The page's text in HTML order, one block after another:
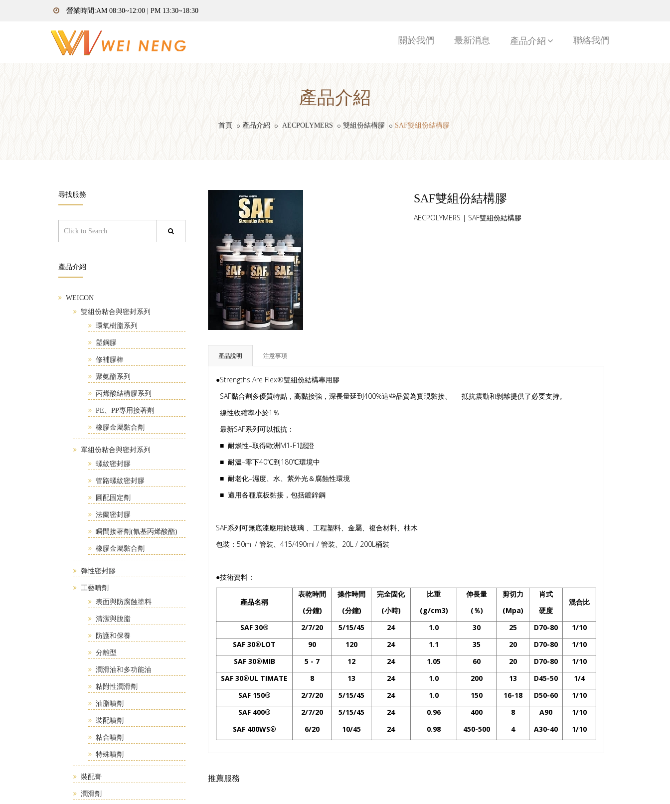
營業時間:AM 08:30~12:00 | PM 13:30~18:30
關於我們 最新消息 產品介紹 聯絡我們
產品介紹
首頁 產品介紹 AECPOLYMERS 雙組份結構膠 SAF雙組份結構膠
尋找服務
產品介紹
WEICON
雙組份粘合與密封系列
環氧樹脂系列
塑鋼膠
修補膠棒
聚氨酯系列
丙烯酸結構膠系列
PE、PP專用接著劑
橡膠金屬黏合劑
單組份粘合與密封系列
螺紋密封膠
管路螺紋密封膠
圓配固定劑
法蘭密封膠
瞬間接著劑(氰基丙烯酸酯)
橡膠金屬黏合劑
彈性密封膠
工藝噴劑
表面與防腐蝕塗料
清潔與脫脂
防護和保養
分離型
潤滑油和多功能油
粘附性潤滑劑
油脂噴劑
裝配噴劑
粘合噴劑
特殊噴劑
裝配膏
潤滑劑
SAF雙組份結構膠
AECPOLYMERS | SAF雙組份結構膠
產品說明 注意事項
●Strengths Are Flex®雙組份結構專用膠
SAF黏合劑多優質特點，高黏接強，深長量延到400%這些品質為實現黏接、 抵抗震動和剝離提供了必要支持。
線性收縮率小於1％
最新SAF系列可以抵抗：
■ 耐燃性–取得歐洲M1-F1認證
■ 耐溫–零下40℃到180℃環境中
■ 耐老化–濕度、水、紫外光＆腐蝕性環境
■ 適用各種底板黏接，包括鍍鋅鋼
SAF系列可無底漆應用於玻璃 、工程塑料、金屬、複合材料、柚木
包裝：50ml / 管裝、415/490ml / 管裝、20L / 200L桶裝
●技術資料：
產品名稱
表乾時間
(分鐘)
操作時間
(分鐘)
完全固化
(小時)
比重
(g/cm3)
伸長量
(％)
剪切力
(Mpa)
肖式
硬度
混合比
SAF 30® 2/7/20 5/15/45 24 1.0 30 25 D70-80
1/10
SAF 30®LOT 90 120 24 1.1 35 20 D70-80
1/10
SAF 30®MIB 5 - 7 12 24 1.05 60 20 D70-80
1/10
SAF 30®UL TIMATE 8 13 24 1.0 200 13 D45-50
1/4
SAF 150® 2/7/20 5/15/45 24 1.0 150 16-18 D50-60
1/10
SAF 400® 2/7/20 5/15/45 24 0.96 400 8 A90
1/10
SAF 400WS® 6/20 10/45 24 0.98 450-500 4 A30-40 1/10
推薦服務